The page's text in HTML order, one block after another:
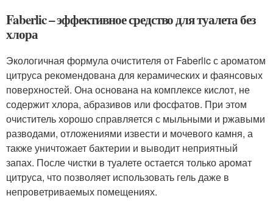
Faberlic – эффективное средство для туалета без
хлора
Экологичная формула очистителя от Faberlic с ароматом
цитруса рекомендована для керамических и фаянсовых
поверхностей. Она основана на комплексе кислот, не
содержит хлора, абразивов или фосфатов. При этом
очиститель хорошо справляется с мыльными и ржавыми
разводами, отложениями извести и мочевого камня, а
также уничтожает бактерии и выводит неприятный
запах. После чистки в туалете остается только аромат
цитруса, что позволяет использовать гель даже в
непроветриваемых помещениях.